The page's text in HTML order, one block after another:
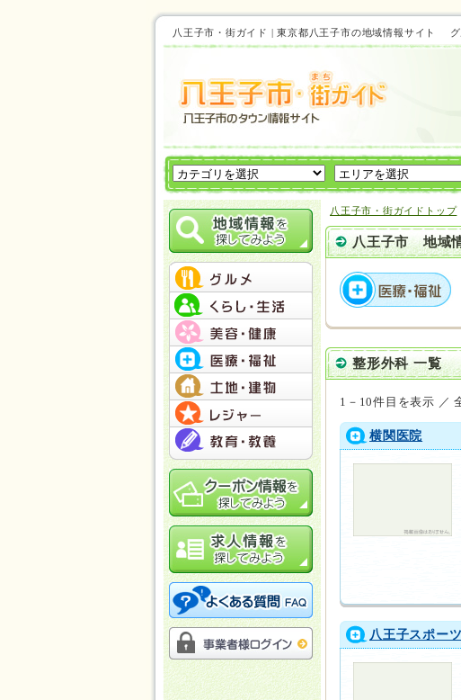
八王子市・街ガイド | 東京都八王子市の地域情報サイト
八王子市・街ガイドトップ
八王子市 地域
整形外科 一覧
1－10件目を表示 ／
横関医院
八王子スポー